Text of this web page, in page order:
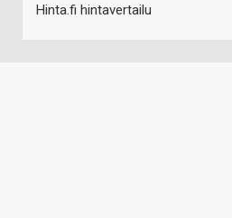
Hinta.fi hintavertailu